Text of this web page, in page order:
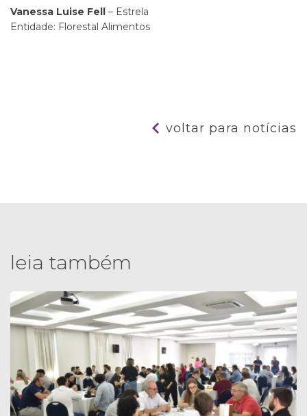
Vanessa Luise Fell – Estrela
Entidade: Florestal Alimentos
voltar para notícias
leia também